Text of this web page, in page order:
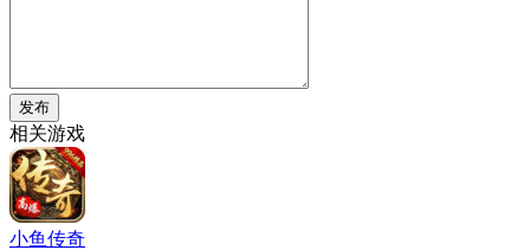
发布
相关游戏
小鱼传奇